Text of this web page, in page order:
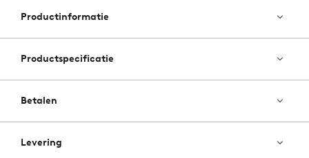
Productinformatie
Productspecificatie
Betalen
Levering